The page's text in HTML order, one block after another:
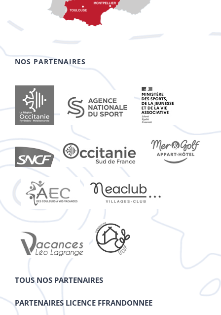
NOS PARTENAIRES
TOUS NOS PARTENAIRES
PARTENAIRES LICENCE FFRANDONNEE